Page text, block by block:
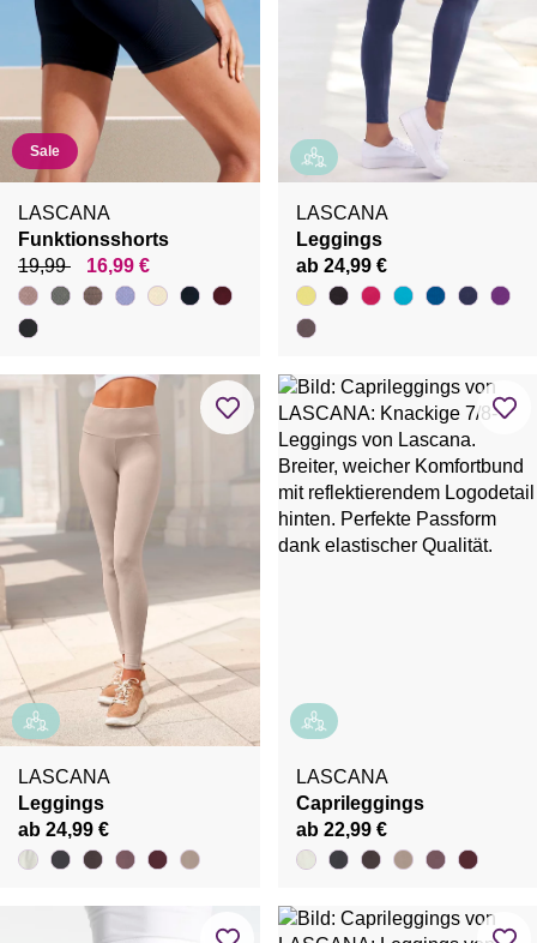
Sale
LASCANA
Funktionsshorts
19,99
16,99 €
LASCANA
Leggings
ab 24,99 €
LASCANA
Leggings
ab 24,99 €
LASCANA
Caprileggings
ab 22,99 €